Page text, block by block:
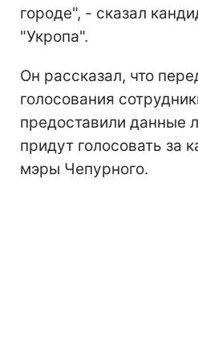
городе", - сказал
"Укропа".
Он рассказал, что
голосования
предоставили данные
придут голосовать за
мэры Чепурного.